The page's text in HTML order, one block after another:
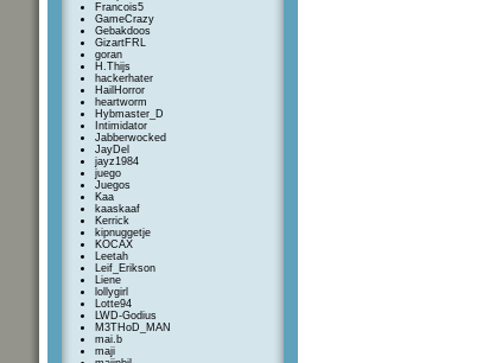
Francois5
GameCrazy
Gebakdoos
GizartFRL
goran
H.Thijs
hackerhater
HailHorror
heartworm
Hybmaster_D
Intimidator
Jabberwocked
JayDel
jayz1984
juego
Juegos
Kaa
kaaskaaf
Kerrick
kipnuggetje
KOCAX
Leetah
Leif_Erikson
Liene
lollygirl
Lotte94
LWD-Godius
M3THoD_MAN
mai.b
maji